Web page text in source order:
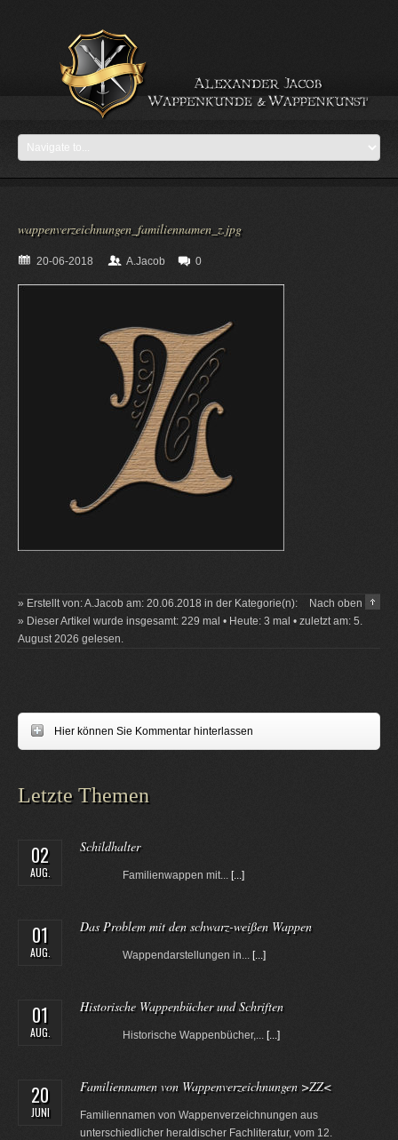
wappenverzeichnungen_familiennamen_z.jpg
20-06-2018 A.Jacob 0
Nach oben
» Erstellt von: A.Jacob am: 20.06.2018 in der Kategorie(n):
» Dieser Artikel wurde insgesamt: 229 mal • Heute: 3 mal • zuletzt am: 5.
August 2026 gelesen.
Hier können Sie Kommentar hinterlassen
Letzte Themen
02
AUG.
Schildhalter
Familienwappen mit... [...]
01
AUG.
Das Problem mit den schwarz-weißen Wappen
Wappendarstellungen in... [...]
01
AUG.
Historische Wappenbücher und Schriften
Historische Wappenbücher,... [...]
20
JUNI
Familiennamen von Wappenverzeichnungen >ZZ<
Familiennamen von Wappenverzeichnungen aus
unterschiedlicher heraldischer Fachliteratur, vom 12.